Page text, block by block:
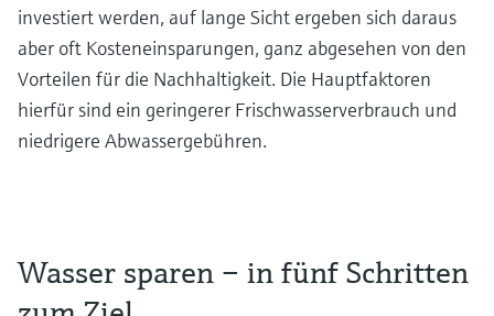
investiert werden, auf lange Sicht ergeben sich daraus
aber oft Kosteneinsparungen, ganz abgesehen von den
Vorteilen für die Nachhaltigkeit. Die Hauptfaktoren
hierfür sind ein geringerer Frischwasserverbrauch und
niedrigere Abwassergebühren.
Wasser sparen – in fünf Schritten